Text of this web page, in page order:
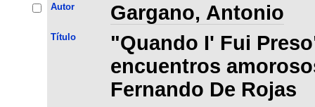
Autor Gargano, Antonio
Título
"Quando I' Fui
encuentros
Fernando De Rojas